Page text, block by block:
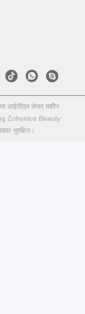
आईपीएल लेजर मशीन
Zohonice Beauty
सुरक्षित।